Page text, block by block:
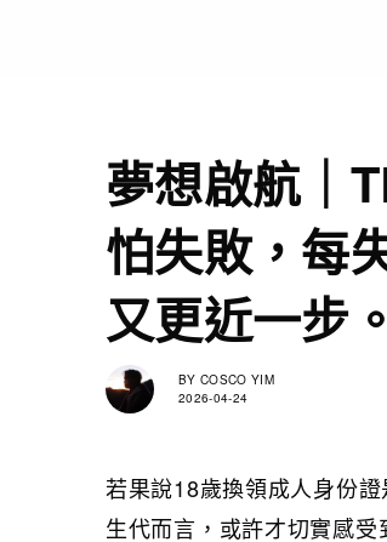
夢想啟航｜
怕失敗，每
又更近一步
BY COSCO YIM
2026-04-24
若果說18歲換領成人身份
生代而言，或許才切實感